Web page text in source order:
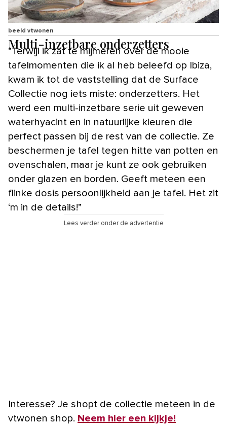
beeld vtwonen
Multi-inzetbare onderzetters
“Terwijl ik zat te mijmeren over de mooie
tafelmomenten die ik al heb beleefd op Ibiza,
kwam ik tot de vaststelling dat de Surface
Collectie nog iets miste: onderzetters. Het
werd een multi-inzetbare serie uit geweven
waterhyacint en in natuurlijke kleuren die
perfect passen bij de rest van de collectie. Ze
beschermen je tafel tegen hitte van potten en
ovenschalen, maar je kunt ze ook gebruiken
onder glazen en borden. Geeft meteen een
flinke dosis persoonlijkheid aan je tafel. Het zit
‘m in de details!”
Lees verder onder de advertentie
Interesse? Je shopt de collectie meteen in de
vtwonen shop. Neem hier een kijkje!